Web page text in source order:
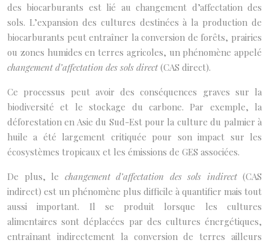
des biocarburants est lié au changement d’affectation des
sols. L’expansion des cultures destinées à la production de
biocarburants peut entraîner la conversion de forêts, prairies
ou zones humides en terres agricoles, un phénomène appelé
changement d’affectation des sols direct (CAS direct).
Ce processus peut avoir des conséquences graves sur la
biodiversité et le stockage du carbone. Par exemple, la
déforestation en Asie du Sud-Est pour la culture du palmier à
huile a été largement critiquée pour son impact sur les
écosystèmes tropicaux et les émissions de GES associées.
De plus, le changement d’affectation des sols indirect (CAS
indirect) est un phénomène plus difficile à quantifier mais tout
aussi important. Il se produit lorsque les cultures
alimentaires sont déplacées par des cultures énergétiques,
entraînant indirectement la conversion de terres ailleurs